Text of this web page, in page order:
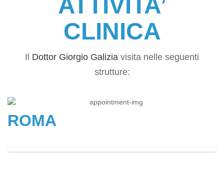
CLINICA
Il Dottor Giorgio Galizia visita nelle seguenti
strutture:
ROMA